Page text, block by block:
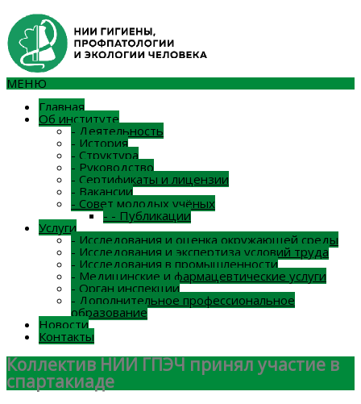
МЕНЮ
Главная
Об институте
- Деятельность
- История
- Структура
- Руководство
- Сертификаты и лицензии
- Вакансии
- Совет молодых учёных
- - Публикации
Услуги
- Исследования и оценка окружающей среды
- Исследования и экспертиза условий труда
- Исследования в промышленности
- Медицинские и фармацевтические услуги
- Орган инспекции
- Дополнительное профессиональное
образование
Новости
Контакты
Коллектив НИИ ГПЭЧ принял участие в
спартакиаде